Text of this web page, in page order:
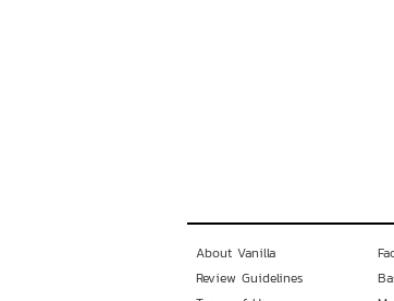
About Vanilla
Review Guidelines